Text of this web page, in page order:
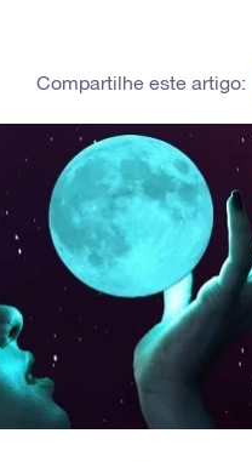
Compartilhe este artigo: